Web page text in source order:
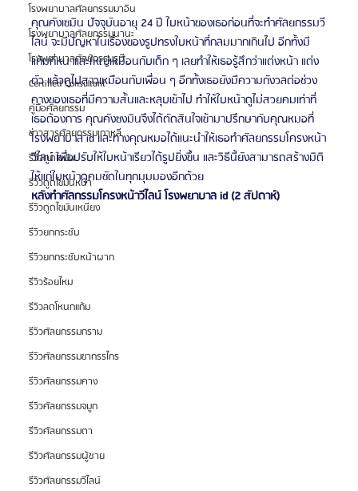
โรงพยาบาลศัลยกรรมมาอิน
โรงพยาบาลศัลยกรรมนานะ
โรงพยาบาลศัลยกรรมรูบี
Certified Consultant
คู่มือศัลยกรรม
ข่าวสารศัลยกรรมเกาหลี
รีวิวดูดไขมัน
รีวิวดูดไขมันหน้า
รีวิวดูดไขมันเหนียง
รีวิวยกกระชับ
รีวิวยกกระชับหน้าผาก
รีวิวร้อยไหม
รีวิวลดโหนกแก้ม
รีวิวศัลยกรรมกราม
รีวิวศัลยกรรมขากรรไกร
รีวิวศัลยกรรมคาง
รีวิวศัลยกรรมจมูก
รีวิวศัลยกรรมตา
รีวิวศัลยกรรมผู้ชาย
รีวิวศัลยกรรมวีไลน์
คุณคังเซมิน ปัจจุบันอายุ 24 ปี ใบหน้าของเธอก่อนที่จะทำศัลยกรรมวี
ไลน์ จะมีปัญหาในเรื่องของรูปทรงใบหน้าที่กลมมากเกินไป อีกทั้งมี
แก้มที่หนาและใหญ่เหมือนกับเด็ก ๆ เลยทำให้เธอรู้สึกว่าแต่งหน้า แต่ง
ตัว แล้วดูไปสาวเหมือนกับเพื่อน ๆ อีกทั้งเธอยังมีความกังวลต่อช่วง
คางของเธอที่มีความสั้นและหลุบเข้าไป ทำให้ใบหน้าดูไม่สวยคมเท่าที่
เธอต้องการ คุณคังซงมินจึงได้ตัดสินใจเข้ามาปรึกษากับคุณหมอที่
โรงพยาบาล id และทางคุณหมอได้แนะนำให้เธอทำศัลยกรรมโครงหน้า
วีไลน์ เพื่อปรับให้ใบหน้าเรียวได้รูปยิ่งขึ้น และวิธีนี้ยังสามารถสร้างมิติ
ให้แก่ใบหน้าดูคมชัดในทุกมุมมองอีกด้วย
หลังทำศัลกรรมโครงหน้าวีไลน์ โรงพยาบาล id (2 สัปดาห์)